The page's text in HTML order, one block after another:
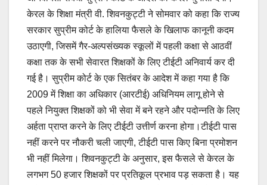
केरल के शिक्षा मंत्री वी. शिवनकुट्टी ने सोमवार को कहा कि राज्य
सरकार सुप्रीम कोर्ट के हालिया फैसले के खिलाफ कानूनी कदम
उठाएगी, जिसमें गैर-अल्पसंख्यक स्कूलों में पहली कक्षा से आठवीं
कक्षा तक के सभी सेवारत शिक्षकों के लिए टीईटी अनिवार्य कर दी
गई है। सुप्रीम कोर्ट के एक सितंबर के आदेश में कहा गया है कि
2009 में शिक्षा का अधिकार (आरटीई) अधिनियम लागू होने से
पहले नियुक्त शिक्षकों को भी सेवा में बने रहने और पदोन्नति के लिए
अर्हता प्राप्त करने के लिए टीईटी उत्तीर्ण करना होगा।टीईटी पास
नहीं करने पर नौकरी चली जाएगी, टीईटी पास किए बिना प्रमोशन
भी नहीं मिलेगा। शिवनकुट्टी के अनुसार, इस फैसले से केरल के
लगभग 50 हजार शिक्षकों पर प्रतिकूल प्रभाव पड़ सकता है। यह